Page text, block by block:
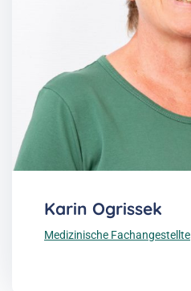
Karin Ogrissek
Medizinische Fachangestellte